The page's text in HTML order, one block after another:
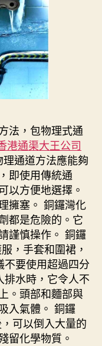
法，包物理式通
港通渠大王公司
理通道方法應能夠
即使用傳統通
以方便地選擇。
擁塞。 銅鑼灣化
都是危險的。它
謹慎操作。 銅鑼
，手套和圍裙，
要使用超過四分
水時，它令人不
。頭部和麵部與
入氣體。 銅鑼
可以倒入大量的
留化學物質。